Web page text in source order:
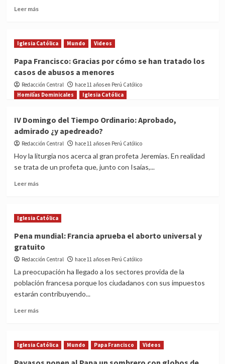
Leer másRead
Francisco
nuevo
Obispo
para
Huancayo!
Iglesia Católica Mundo Videos
Papa Francisco: Gracias por cómo se han tratado los
casos de abusos a menores
Redacción Central
hace 11 años en Perú Católico
Homilías Dominicales
Iglesia Católica
IV Domingo del Tiempo Ordinario: Aprobado,
admirado ¿y apedreado?
Redacción Central hace 11 años en Perú Católico
Hoy la liturgia nos acerca al gran profeta Jeremías. En realidad
se trata de un profeta que, junto con Isaías,...
Leer másRead
Domingo
Tiempo
Ordinario:
Aprobado,
admirado
apedreado?
Iglesia Católica
Pena mundial: Francia aprueba el aborto universal y
gratuito
Redacción Central hace 11 años en Perú Católico
La preocupación ha llegado a los sectores provida de la
población francesa porque los ciudadanos con sus impuestos
estarán contribuyendo...
Leer másRead
mundial:
Iglesia Católica Mundo Papa Francisco Videos